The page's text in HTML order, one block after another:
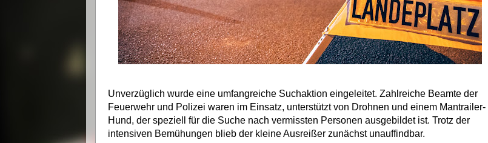
Unverzüglich wurde eine umfangreiche Suchaktion eingeleitet. Zahlreiche Beamte der
Feuerwehr und Polizei waren im Einsatz, unterstützt von Drohnen und einem Mantrailer-
Hund, der speziell für die Suche nach vermissten Personen ausgebildet ist. Trotz der
intensiven Bemühungen blieb der kleine Ausreißer zunächst unauffindbar.